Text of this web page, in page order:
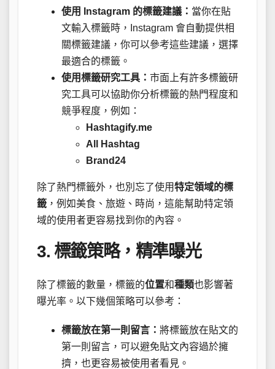
使用 Instagram 的標籤建議： 當你在貼
文輸入標籤時，Instagram 會自動提供相
關標籤建議，你可以參考這些建議，選擇
最適合的標籤。
使用標籤研究工具： 市面上有許多標籤研
究工具可以協助你分析標籤的熱門程度和
競爭程度，例如：
Hashtagify.me
All Hashtag
Brand24
除了熱門標籤外，也別忘了使用特定領域的標
籤 ，例如美食、旅遊、時尚，這能幫助特定領
域的使用者更容易找到你的內容。
3. 標籤策略，精準曝光
除了標籤的數量，標籤的位置和種類也影響著
曝光率。以下幾個策略可以參考：
標籤放在第一則留言： 將標籤放在貼文的
第一則留言，可以避免貼文內容過於擁
擠，也更容易被使用者看見。